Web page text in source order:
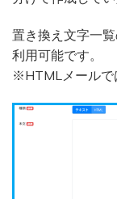
置き換え文字一
利用可能です。
※HTMLメールで